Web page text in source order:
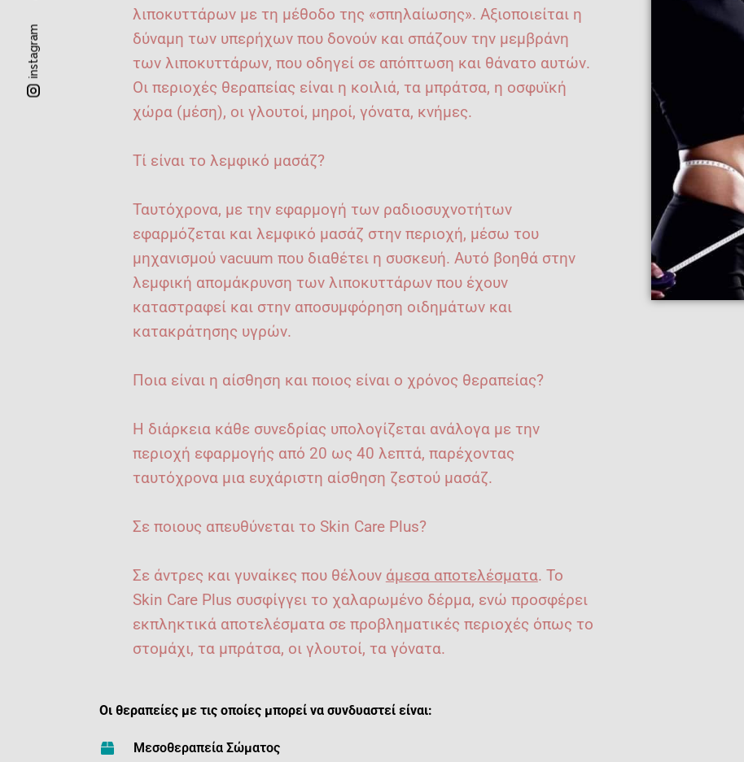
λιποκυττάρων με τη μέθοδο της «σπηλαίωσης». Αξιοποιείται η
δύναμη των υπερήχων που δονούν και σπάζουν την μεμβράνη
των λιποκυττάρων, που οδηγεί σε απόπτωση και θάνατο αυτών.
Οι περιοχές θεραπείας είναι η κοιλιά, τα μπράτσα, η οσφυϊκή
χώρα (μέση), οι γλουτοί, μηροί, γόνατα, κνήμες.
Τί είναι το λεμφικό μασάζ?
Ταυτόχρονα, με την εφαρμογή των ραδιοσυχνοτήτων
εφαρμόζεται και λεμφικό μασάζ στην περιοχή, μέσω του
μηχανισμού vacuum που διαθέτει η συσκευή. Αυτό βοηθά στην
λεμφική απομάκρυνση των λιποκυττάρων που έχουν
καταστραφεί και στην αποσυμφόρηση οιδημάτων και
κατακράτησης υγρών.
Ποια είναι η αίσθηση και ποιος είναι ο χρόνος θεραπείας?
Η διάρκεια κάθε συνεδρίας υπολογίζεται ανάλογα με την
περιοχή εφαρμογής από 20 ως 40 λεπτά, παρέχοντας
ταυτόχρονα μια ευχάριστη αίσθηση ζεστού μασάζ.
Σε ποιους απευθύνεται το Skin Care Plus?
Σε άντρες και γυναίκες που θέλουν άμεσα αποτελέσματα. Το
Skin Care Plus συσφίγγει το χαλαρωμένο δέρμα, ενώ προσφέρει
εκπληκτικά αποτελέσματα σε προβληματικές περιοχές όπως το
στομάχι, τα μπράτσα, οι γλουτοί, τα γόνατα.
Οι θεραπείες με τις οποίες μπορεί να συνδυαστεί είναι:
Μεσοθεραπεία Σώματος
instagram